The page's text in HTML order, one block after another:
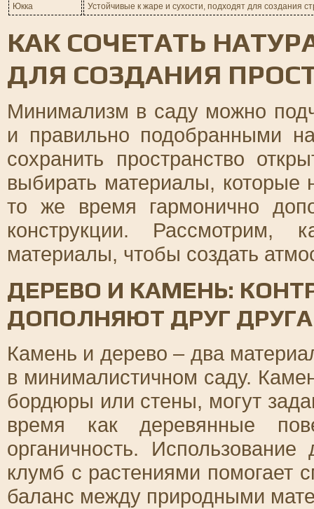
Юкка
Устойчивые к жаре и сухости, подходят для создания
КАК СОЧЕТАТЬ
ДЛЯ СОЗДАНИЯ
Минимализм в саду можно
и правильно подобранными
сохранить пространство
выбирать материалы,
то же время гармонично
конструкции. Рассмотрим,
материалы, чтобы создать
ДЕРЕВО И КАМЕНЬ:
ДОПОЛНЯЮТ ДРУГ ДРУГА
Камень и дерево – два
в минималистичном саду.
бордюры или стены, могут
время как деревянные
органичность.
клумб с растениями помогает
баланс между природными